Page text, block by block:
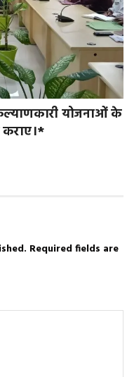
योजनाओं के
कराए।*
Required fields are